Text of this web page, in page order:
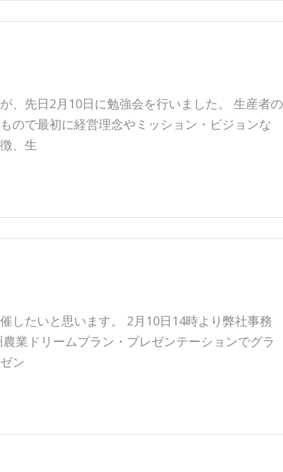
、先日2月10日に勉強会を行いました。 生産者の
ので最初に経営理念やミッション・ビジョンな
、生
したいと思います。 2月10日14時より弊社事務
業ドリームプラン・プレゼンテーションでグラ
ン